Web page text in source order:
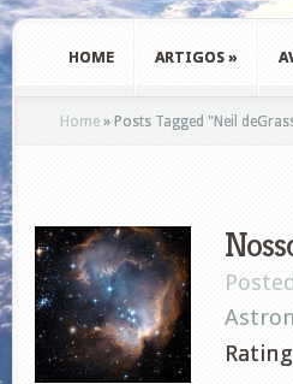
HOME ARTIGOS »
Home » Posts Tagged " Neil